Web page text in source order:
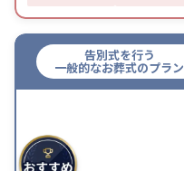
告別式を行う
一般的なお葬式のプラン